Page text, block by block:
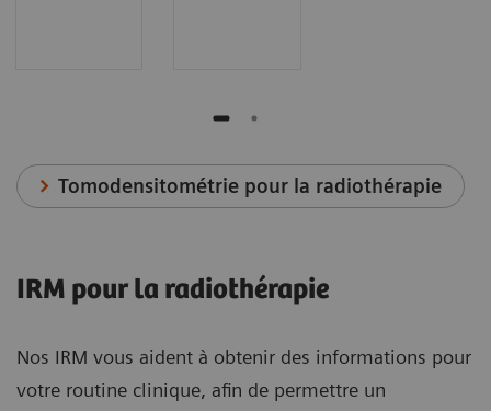
Tomodensitométrie pour la radiothérapie
IRM pour la radiothérapie
Nos IRM vous aident à obtenir des informations pour
votre routine clinique, afin de permettre un